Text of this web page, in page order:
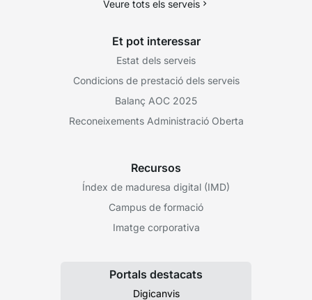
Veure tots els serveis
Et pot interessar
Estat dels serveis
Condicions de prestació dels serveis
Balanç AOC 2025
Reconeixements Administració Oberta
Recursos
Índex de maduresa digital (IMD)
Campus de formació
Imatge corporativa
Portals destacats
Digicanvis